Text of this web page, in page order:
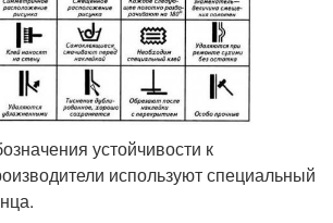
устойчивости к
используют специальный